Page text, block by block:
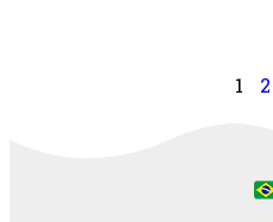
1 2